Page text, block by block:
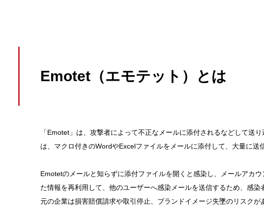
Emotet（エモテット）とは
「Emotet」は、攻撃者によって不正なメールに添付されるなどして送
は、マクロ付きのWordやExcelファイルをメールに添付して、大量に送
Emotetのメールと知らずに添付ファイルを開くと感染し、メールアカ
た情報を再利用して、他のユーザーへ感染メールを送信するため、感
元の企業は損害賠償請求や取引停止、ブランドイメージ失墜のリスクが